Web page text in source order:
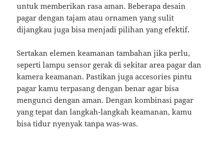
untuk memberikan rasa aman. Beberapa desain
pagar dengan tajam atau ornamen yang sulit
dijangkau juga bisa menjadi pilihan yang efektif.
Sertakan elemen keamanan tambahan jika perlu,
seperti lampu sensor gerak di sekitar area pagar dan
kamera keamanan. Pastikan juga accesories pintu
pagar kamu terpasang dengan benar agar bisa
mengunci dengan aman. Dengan kombinasi pagar
yang tepat dan langkah-langkah keamanan, kamu
bisa tidur nyenyak tanpa was-was.